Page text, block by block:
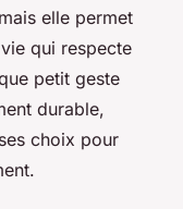
elle permet
qui respecte
petit geste
durable,
choix pour